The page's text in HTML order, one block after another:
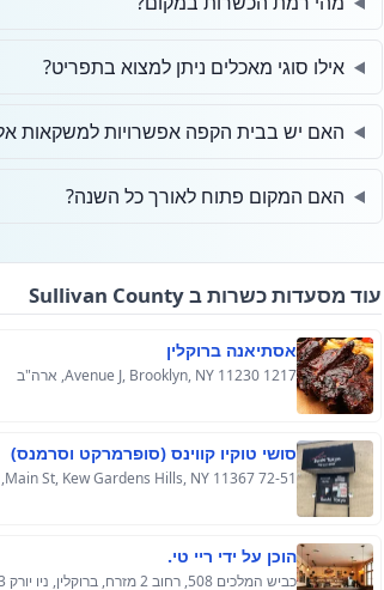
אילו סוגי מאכלים ניתן למצוא בתפריט?
האם יש בבית הקפה אפשרויות למשקאות
האם המקום פתוח לאורך כל השנה?
עוד מסעדות כשרות ב Sullivan County
אסתיאנה ברוקלין
1217 Avenue J, Brooklyn, NY 11230, ארה"ב
סושי טוקיו קווינס (סופרמרקט וסרמנס)
72-51 Main St, Kew Gardens Hills, NY 11367, ארה"ב
הוכן על ידי ריי טי.
כביש המלכים 508, רחוב 2 מזרח, ברוקלין, ניו יורק 11223, ארה"ב